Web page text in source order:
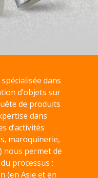
dans
d’objets sur
de produits
dans
d’activités
maroquinerie,
nous permet de
processus :
(en Asie et en